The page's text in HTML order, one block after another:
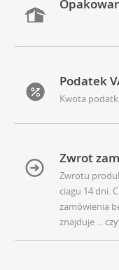
Podatek
Kwota
Zwrot
Zwrotu
ciagu 14 dni.
zamówienia
znajduje ...